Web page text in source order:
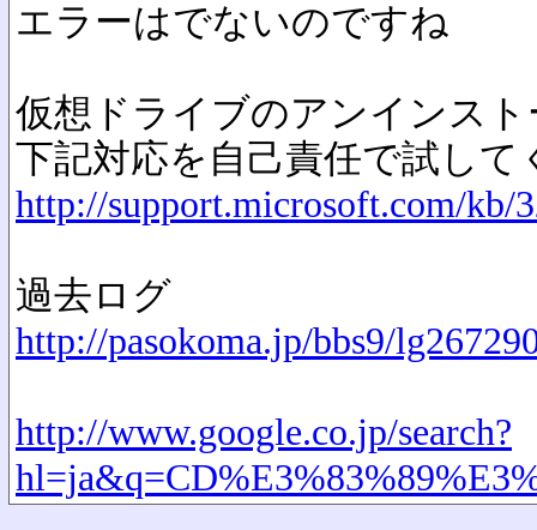
エラーはでないのですね
仮想ドライブのアンインス
下記対応を自己責任で試して
http://support.microsoft.com/kb/
過去ログ
http://pasokoma.jp/bbs9/
http://www.google.co.jp/search?